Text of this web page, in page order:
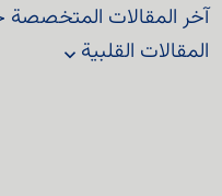
آخر المقالات المتخصصة
المقالات القلبية